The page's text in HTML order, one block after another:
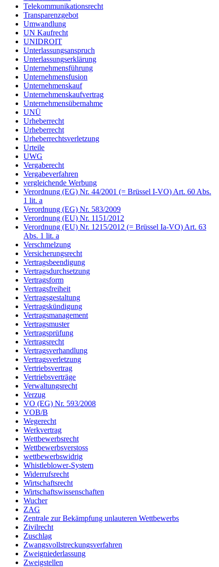
Telekommunikationsrecht
Transparenzgebot
Umwandlung
UN Kaufrecht
UNIDROIT
Unterlassungsanspruch
Unterlassungserklärung
Unternehmensführung
Unternehmensfusion
Unternehmenskauf
Unternehmenskaufvertrag
Unternehmensübernahme
UNÜ
Urheberrecht
Urheberrecht
Urheberrechtsverletzung
Urteile
UWG
Vergaberecht
Vergabeverfahren
vergleichende Werbung
Verordnung (EG) Nr. 44/2001 (= Brüssel I-VO) Art. 60 Abs.
1 lit. a
Verordnung (EG) Nr. 583/2009
Verordnung (EU) Nr. 1151/2012
Verordnung (EU) Nr. 1215/2012 (= Brüssel Ia-VO) Art. 63
Abs. 1 lit. a
Verschmelzung
Versicherungsrecht
Vertragsbeendigung
Vertragsdurchsetzung
Vertragsform
Vertragsfreiheit
Vertragsgestaltung
Vertragskündigung
Vertragsmanagement
Vertragsmuster
Vertragsprüfung
Vertragsrecht
Vertragsverhandlung
Vertragsverletzung
Vertriebsvertrag
Vertriebsverträge
Verwaltungsrecht
Verzug
VO (EG) Nr. 593/2008
VOB/B
Wegerecht
Werkvertrag
Wettbewerbsrecht
Wettbewerbsverstoss
wettbewerbswidrig
Whistleblower-System
Widerrufsrecht
Wirtschaftsrecht
Wirtschaftswissenschaften
Wucher
ZAG
Zentrale zur Bekämpfung unlauteren Wettbewerbs
Zivilrecht
Zuschlag
Zwangsvollstreckungsverfahren
Zweigniederlassung
Zweigstellen